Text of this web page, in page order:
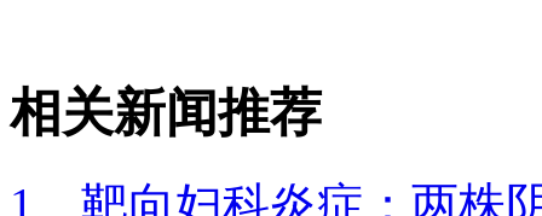
相关新闻推荐
1、靶向妇科炎症：两株